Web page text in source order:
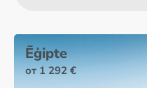
Ēģipte
от 1 292 €